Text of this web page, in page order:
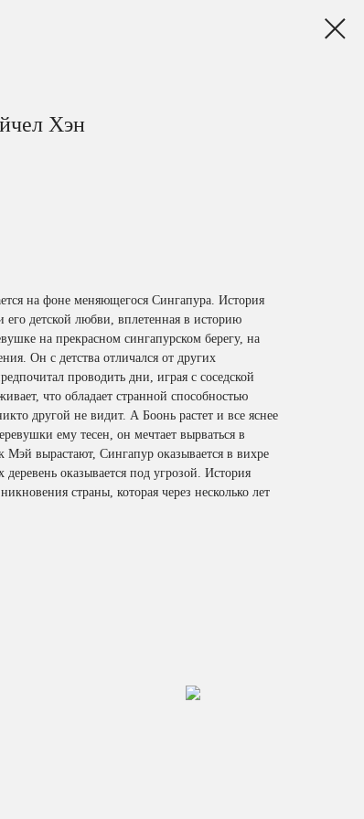
Хэн
на фоне меняющегося Сингапура. История
детской любви, вплетенная в историю
на прекрасном сингапурском берегу, на
Он с детства отличался от других
проводить дни, играя с соседской
что обладает странной способностью
другой не видит. А Боонь растет и все яснее
ему тесен, он мечтает вырваться в
вырастают, Сингапур оказывается в вихре
оказывается под угрозой. История
страны, которая через несколько лет